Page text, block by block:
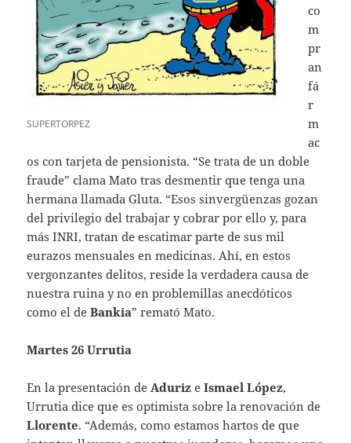
SUPERTORPEZ
co
m
pr
an
fá
r
m
ac
os con tarjeta de pensionista. “Se trata de un doble
fraude” clama Mato tras desmentir que tenga una
hermana llamada Gluta. “Esos sinvergüenzas gozan
del privilegio del trabajar y cobrar por ello y, para
más INRI, tratan de escatimar parte de sus mil
eurazos mensuales en medicinas. Ahí, en estos
vergonzantes delitos, reside la verdadera causa de
nuestra ruina y no en problemillas anecdóticos
como el deBankia” remató Mato.
Martes 26 Urrutia
En la presentación deAdurizeIsmael López,
Urrutia dice que es optimista sobre la renovación de
Llorente. “Además, como estamos hartos de que